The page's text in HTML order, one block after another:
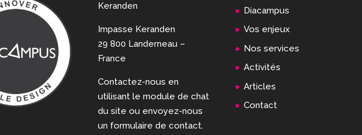
Keranden
Impasse Keranden
29 800 Landerneau –
France
Contactez-nous en
utilisant le module de chat
du site ou envoyez-nous
un formulaire de contact.
Diacampus
Vos enjeux
Nos services
Activités
Articles
Contact